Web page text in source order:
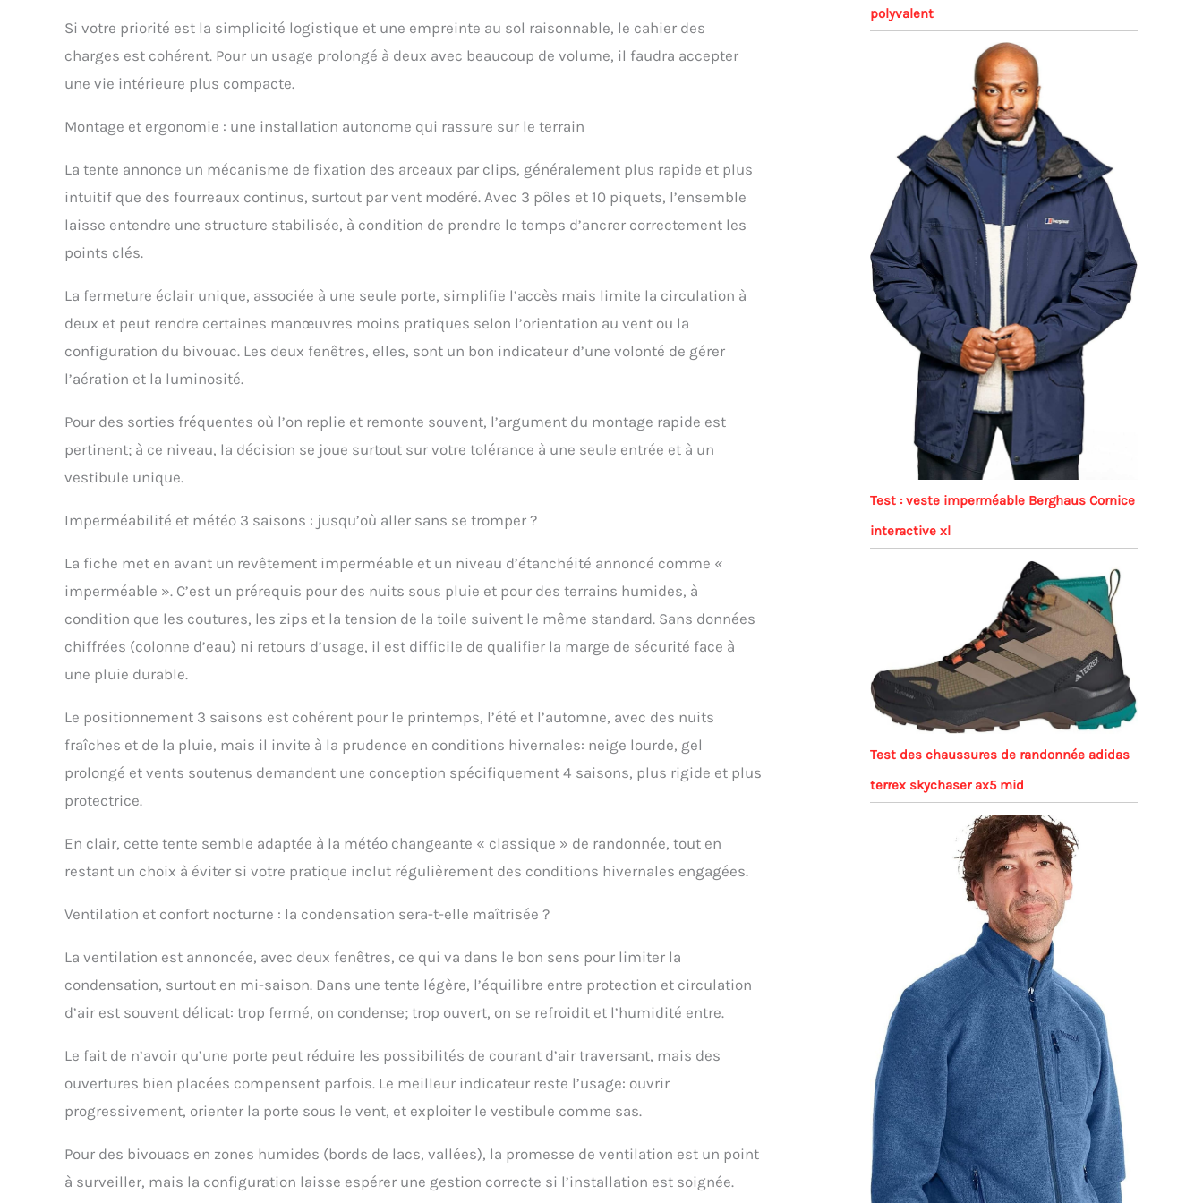
Si votre priorité est la simplicité logistique et une empreinte au sol raisonnable, le cahier des
charges est cohérent. Pour un usage prolongé à deux avec beaucoup de volume, il faudra accepter
une vie intérieure plus compacte.
Montage et ergonomie : une installation autonome qui rassure sur le terrain
La tente annonce un mécanisme de fixation des arceaux par clips, généralement plus rapide et plus
intuitif que des fourreaux continus, surtout par vent modéré. Avec 3 pôles et 10 piquets, l’ensemble
laisse entendre une structure stabilisée, à condition de prendre le temps d’ancrer correctement les
points clés.
La fermeture éclair unique, associée à une seule porte, simplifie l’accès mais limite la circulation à
deux et peut rendre certaines manœuvres moins pratiques selon l’orientation au vent ou la
configuration du bivouac. Les deux fenêtres, elles, sont un bon indicateur d’une volonté de gérer
l’aération et la luminosité.
Pour des sorties fréquentes où l’on replie et remonte souvent, l’argument du montage rapide est
pertinent; à ce niveau, la décision se joue surtout sur votre tolérance à une seule entrée et à un
vestibule unique.
Imperméabilité et météo 3 saisons : jusqu’où aller sans se tromper ?
La fiche met en avant un revêtement imperméable et un niveau d’étanchéité annoncé comme «
imperméable ». C’est un prérequis pour des nuits sous pluie et pour des terrains humides, à
condition que les coutures, les zips et la tension de la toile suivent le même standard. Sans données
chiffrées (colonne d’eau) ni retours d’usage, il est difficile de qualifier la marge de sécurité face à
une pluie durable.
Le positionnement 3 saisons est cohérent pour le printemps, l’été et l’automne, avec des nuits
fraîches et de la pluie, mais il invite à la prudence en conditions hivernales: neige lourde, gel
prolongé et vents soutenus demandent une conception spécifiquement 4 saisons, plus rigide et plus
protectrice.
En clair, cette tente semble adaptée à la météo changeante « classique » de randonnée, tout en
restant un choix à éviter si votre pratique inclut régulièrement des conditions hivernales engagées.
Ventilation et confort nocturne : la condensation sera-t-elle maîtrisée ?
La ventilation est annoncée, avec deux fenêtres, ce qui va dans le bon sens pour limiter la
condensation, surtout en mi-saison. Dans une tente légère, l’équilibre entre protection et circulation
d’air est souvent délicat: trop fermé, on condense; trop ouvert, on se refroidit et l’humidité entre.
Le fait de n’avoir qu’une porte peut réduire les possibilités de courant d’air traversant, mais des
ouvertures bien placées compensent parfois. Le meilleur indicateur reste l’usage: ouvrir
progressivement, orienter la porte sous le vent, et exploiter le vestibule comme sas.
Pour des bivouacs en zones humides (bords de lacs, vallées), la promesse de ventilation est un point
à surveiller, mais la configuration laisse espérer une gestion correcte si l’installation est soignée.
polyvalent
Test : veste imperméable Berghaus Cornice
interactive xl
Test des chaussures de randonnée adidas
terrex skychaser ax5 mid